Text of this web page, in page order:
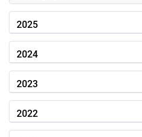
2025
2024
2023
2022